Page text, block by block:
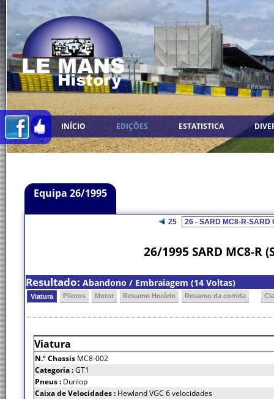
INÍCIO EDIÇÕES ESTATISTICA
Equipa 26/1995
25
26/1995 SARD MC8-R
Resultado: Abandono / Embraiagem (14 Voltas)
Viatura Pilotos Motor Resumo Horário Resumo da corrida
Viatura
N.º Chassis MC8-002
Categoria :GT1
Pneus : Dunlop
Caixa de Velocidades : Hewland VGC 6 velocidades